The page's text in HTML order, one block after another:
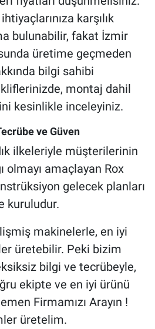
karşılık
bulunabilir, fakat İzmir
üretime geçmeden
bilgi sahibi
montaj dahil
kesinlikle inceleyiniz.
ve Güven
ilkeleriyle müşterilerinin
olmayı amaçlayan Rox
gelecek planları
kuruludur.
makinelerle, en iyi
üretebilir. Peki bizim
bilgi ve tecrübeyle,
ekipte ve en iyi ürünü
Firmamızı Arayın !
üretelim.